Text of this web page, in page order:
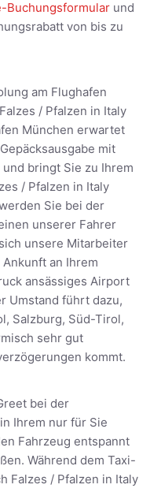
Buchungsformular und
von bis zu
am Flughafen
/ Pfalzen in Italy
München erwartet
mit
bringt Sie zu Ihrem
/ Pfalzen in Italy
Sie bei der
unserer Fahrer
unsere Mitarbeiter
an Ihrem
ansässiges Airport
Umstand führt dazu,
Salzburg, Süd-Tirol,
sehr gut
kommt.
bei der
Ihrem nur für Sie
Fahrzeug entspannt
Während dem Taxi-
Falzes / Pfalzen in Italy